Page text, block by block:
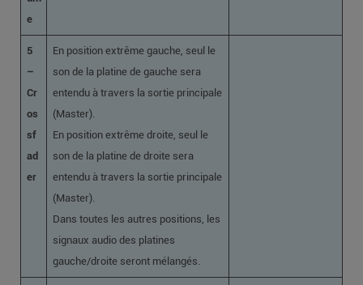
e
5
–
Cr
os
sf
ad
er
En position extrême gauche, seul le
son de la platine de gauche sera
entendu à travers la sortie principale
(Master).
En position extrême droite, seul le
son de la platine de droite sera
entendu à travers la sortie principale
(Master).
Dans toutes les autres positions, les
signaux audio des platines
gauche/droite seront mélangés.